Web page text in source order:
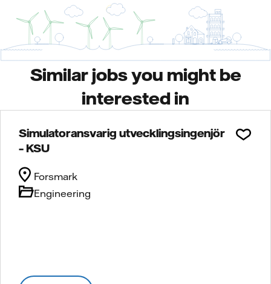
Similar jobs you might be
interested in
Simulatoransvarig utvecklingsingenjör
– KSU
Engineering
Forsmark